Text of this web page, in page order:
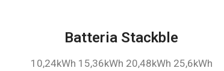
Batteria Stackble
10,24kWh 15,36kWh 20,48kWh 25,6kWh